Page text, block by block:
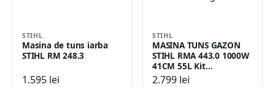
STIHL
Masina de tuns iarba
STIHL RM 248.3
1.595 lei
STIHL
MASINA TUNS GAZON
STIHL RMA 443.0 1000W
41CM 55L Kit
acumulator inclus…
2.799 lei